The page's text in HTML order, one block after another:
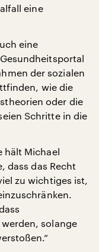
eine
eine
der sozialen
wie die
oder die
Schritte in die
hält Michael
dass das Recht
zu wichtiges ist,
solange